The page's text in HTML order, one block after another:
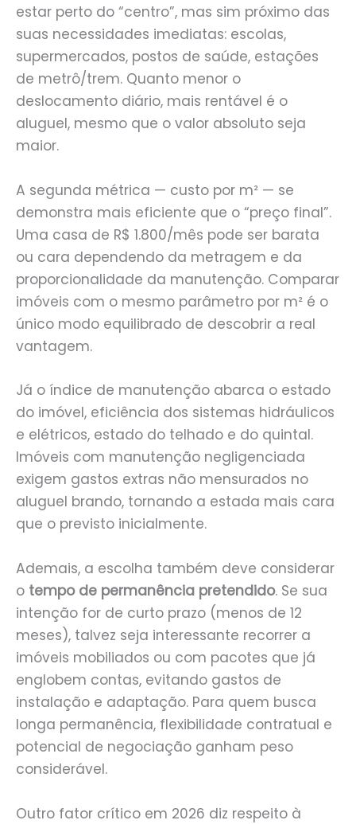
estar perto do “centro”, mas sim próximo das
suas necessidades imediatas: escolas,
supermercados, postos de saúde, estações
de metrô/trem. Quanto menor o
deslocamento diário, mais rentável é o
aluguel, mesmo que o valor absoluto seja
maior.
A segunda métrica — custo por m² — se
demonstra mais eficiente que o “preço final”.
Uma casa de R$ 1.800/mês pode ser barata
ou cara dependendo da metragem e da
proporcionalidade da manutenção. Comparar
imóveis com o mesmo parâmetro por m² é o
único modo equilibrado de descobrir a real
vantagem.
Já o índice de manutenção abarca o estado
do imóvel, eficiência dos sistemas hidráulicos
e elétricos, estado do telhado e do quintal.
Imóveis com manutenção negligenciada
exigem gastos extras não mensurados no
aluguel brando, tornando a estada mais cara
que o previsto inicialmente.
Ademais, a escolha também deve considerar
o tempo de permanência pretendido. Se sua
intenção for de curto prazo (menos de 12
meses), talvez seja interessante recorrer a
imóveis mobiliados ou com pacotes que já
englobem contas, evitando gastos de
instalação e adaptação. Para quem busca
longa permanência, flexibilidade contratual e
potencial de negociação ganham peso
considerável.
Outro fator crítico em 2026 diz respeito à